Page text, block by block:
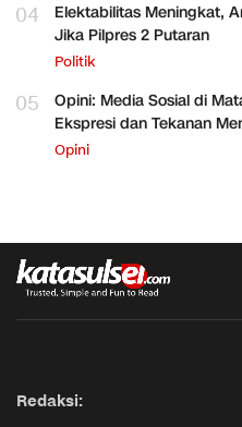
04
Elektabilitas Meningkat,
Jika Pilpres 2 Putaran
Politik
05
Opini: Media Sosial di
Ekspresi dan Tekanan
Opini
Redaksi: